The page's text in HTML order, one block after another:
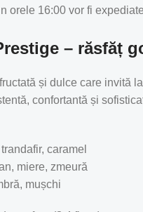
orele 16:00 vor fi
– răsfăț
și dulce care invită
confortantă și
caramel
miere, zmeură
mușchi